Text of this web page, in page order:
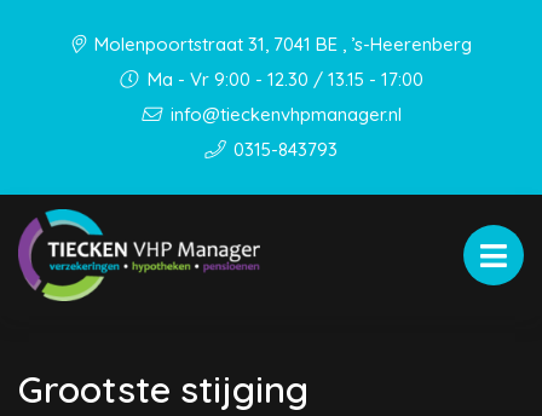
Molenpoortstraat 31, 7041 BE , ’s-Heerenberg
Ma - Vr 9:00 - 12.30 / 13.15 - 17:00
info@tieckenvhpmanager.nl
0315-843793
Grootste stijging